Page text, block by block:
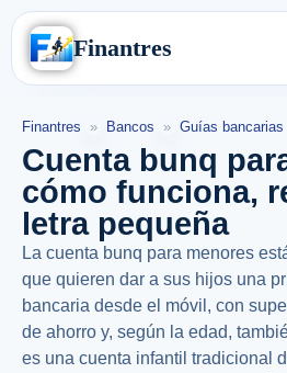
Finantres
Finantres » Bancos » Guías bancarias
Cuenta bunq
cómo funciona,
letra pequeña
La cuenta bunq para menores
que quieren dar a sus hijos una
bancaria desde el móvil, con
de ahorro y, según la edad,
es una cuenta infantil tradicional